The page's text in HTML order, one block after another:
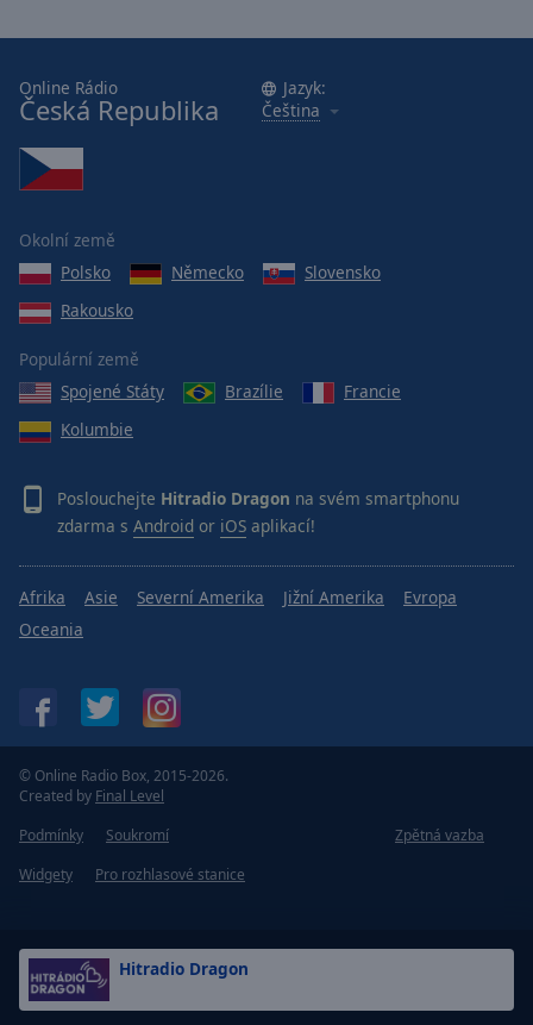
Hitradio Dragon
Online Rádio
Česká Republika
Jazyk:
Čeština
Okolní země
Polsko
Německo
Slovensko
Rakousko
Populární země
Spojené Státy
Brazílie
Francie
Kolumbie
Poslouchejte Hitradio Dragon na svém smartphonu
zdarma s Android or iOS aplikací!
Afrika Asie Severní Amerika Jižní Amerika
Evropa
Oceania
© Online Radio Box, 2015-2026.
Created by Final Level
Podmínky
Soukromí
Zpětná vazba
Widgety
Pro rozhlasové stanice